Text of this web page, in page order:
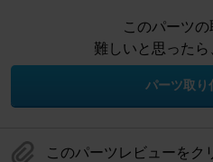
このパーツ
難しいと思ったら
パーツ取り
このパーツレビューをク